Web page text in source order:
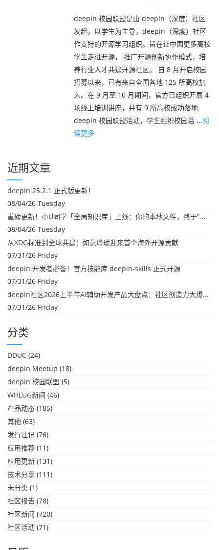
deepin 校园联盟是由 deepin（深度）社区
发起，以学生为主导，deepin（深度）社区
作支持的开源学习组织。旨在让中国更多高校
学生走进开源， 推广开源创新协作模式，培
养行业人才共建开源社区。 自 8 月开启校园
招募以来，已有来自全国各地 125 所高校加
入。在 9 月至 10 月期间，官方已组织开展 4
场线上培训讲座，并有 9 所高校成功落地
deepin 校园联盟活动，学生组织校园活 ...阅
读更多
近期文章
deepin 25.2.1 正式版更新！
08/04/26 Tuesday
重磅更新！小U同学「全局知识库」上线：你的本地文件，终于"活"起来了
08/04/26 Tuesday
从XDG标准到全球共建：如意玲珑迎来首个海外开源贡献
07/31/26 Friday
deepin 开发者必备！官方技能库 deepin-skills 正式开源
07/31/26 Friday
deepin社区2026上半年AI辅助开发产品大盘点：社区创造力大爆发！
07/31/26 Friday
分类
DDUC (24)
deepin Meetup (18)
deepin 校园联盟 (5)
WHLUG新闻 (46)
产品动态 (185)
其他 (63)
发行注记 (76)
应用推荐 (11)
应用更新 (131)
技术分享 (111)
未分类 (1)
社区报告 (78)
社区新闻 (720)
社区活动 (71)